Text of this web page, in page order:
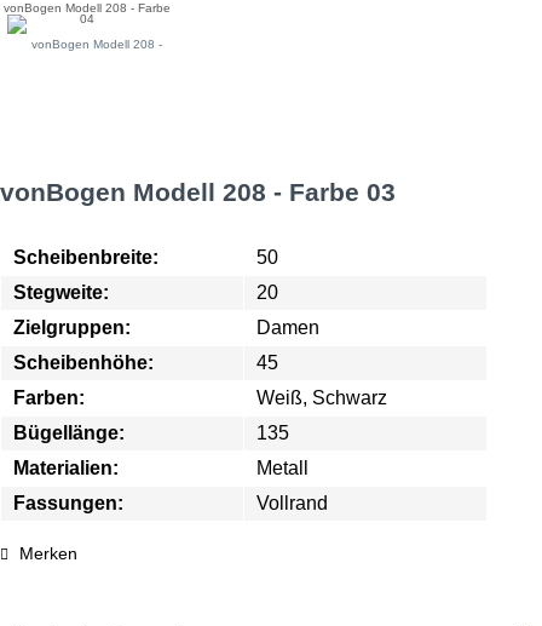
vonBogen Modell 208 - Farbe
04
vonBogen Modell 208 - Farbe 03
Scheibenbreite:
50
Stegweite:
20
Zielgruppen:
Damen
Scheibenhöhe:
45
Farben:
Weiß, Schwarz
Bügellänge:
135
Materialien:
Metall
Fassungen:
Vollrand
Merken